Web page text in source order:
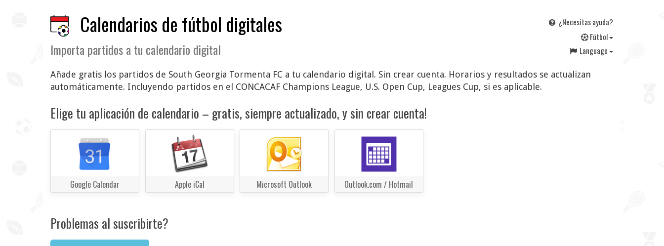
Calendarios de fútbol digitales
Importa partidos a tu calendario digital
¿Necesitas ayuda?
Fútbol
Language
Añade gratis los partidos de South Georgia Tormenta FC a tu calendario digital. Sin crear cuenta. Horarios y resultados se actualizan
automáticamente. Incluyendo partidos en el CONCACAF Champions League, U.S. Open Cup, Leagues Cup, si es aplicable.
Elige tu aplicación de calendario – gratis, siempre actualizado, y sin crear cuenta!
Google Calendar Apple iCal Microsoft Outlook Outlook.com / Hotmail
Problemas al suscribirte?